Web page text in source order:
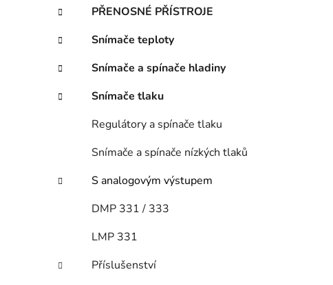
t
a
n
í
e
l
g
r
i
e
PŘENOSNÉ PŘÍSTROJE
Snímače teploty
Snímače a spínače hladiny
Snímače tlaku
Regulátory a spínače tlaku
Snímače a spínače nízkých tlaků
S analogovým výstupem
DMP 331 / 333
LMP 331
Příslušenství